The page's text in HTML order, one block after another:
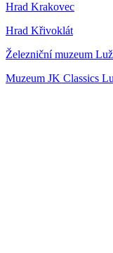
Hrad Krakovec
Hrad Křivoklát
Železniční muzeum
Muzeum JK Classics